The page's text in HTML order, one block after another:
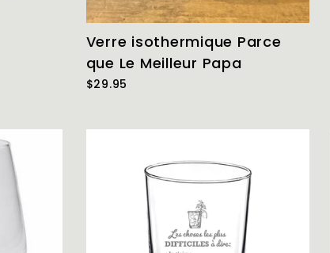
Verre isothermique Parce
que Le Meilleur Papa
$29.95